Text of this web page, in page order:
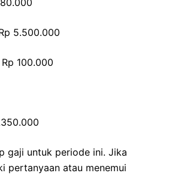
5.500.000
Rp 100.000
gaji untuk periode ini. Jika
pertanyaan atau menemui